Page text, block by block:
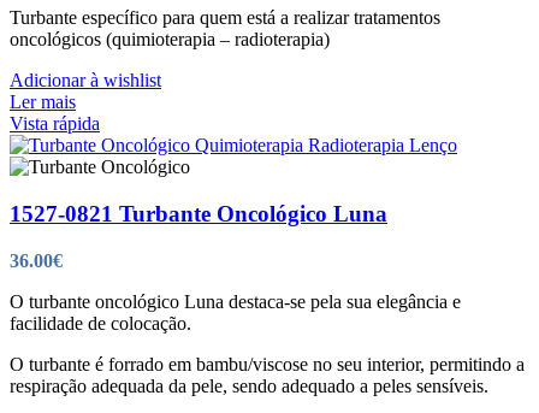
Turbante específico para quem está a realizar tratamentos
oncológicos (quimioterapia – radioterapia)
Adicionar à wishlist
Ler mais
Vista rápida
1527-0821 Turbante Oncológico Luna
36.00€
O turbante oncológico Luna destaca-se pela sua elegância e
facilidade de colocação.
O turbante é forrado em bambu/viscose no seu interior, permitindo a
respiração adequada da pele, sendo adequado a peles sensíveis.